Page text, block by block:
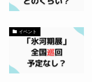
イベント